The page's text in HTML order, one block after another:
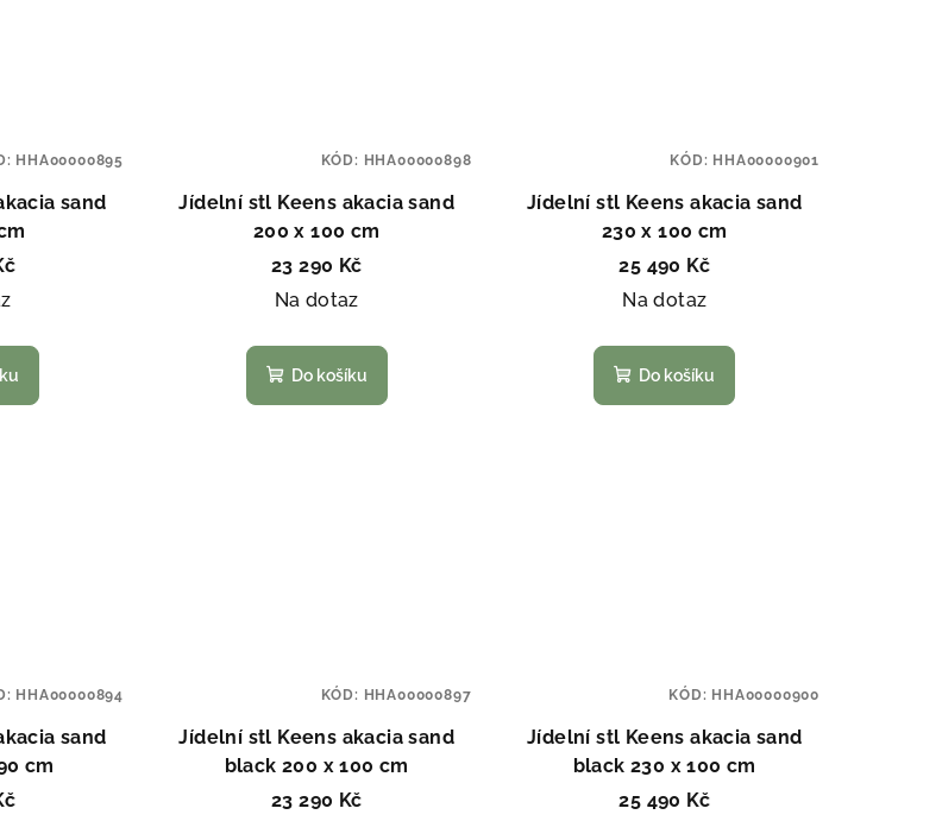
sand
HHA00000895
Jídelní stl Keens akacia sand
200 x 100 cm
23 290 Kč
Na dotaz
Do košíku
KÓD: HHA00000898
Jídelní stl Keens akacia sand
230 x 100 cm
25 490 Kč
Na dotaz
Do košíku
KÓD: HHA00000901
sand
cm
HHA00000894
Jídelní stl Keens akacia sand
black 200 x 100 cm
23 290 Kč
KÓD: HHA00000897
Jídelní stl Keens akacia sand
black 230 x 100 cm
25 490 Kč
KÓD: HHA00000900